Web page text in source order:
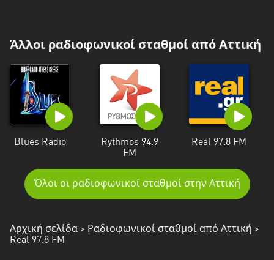
Άλλοι ραδιοφωνικοί σταθμοί από Αττική
Blues Radio
Rythmos 94.9
FM
Real 97.8 FM
Όλοι οι ραδιοφωνικοί σταθμοί στην Αττική
Αρχική σελίδα > Ραδιοφωνικοί σταθμοί από Αττική >
Real 97.8 FM